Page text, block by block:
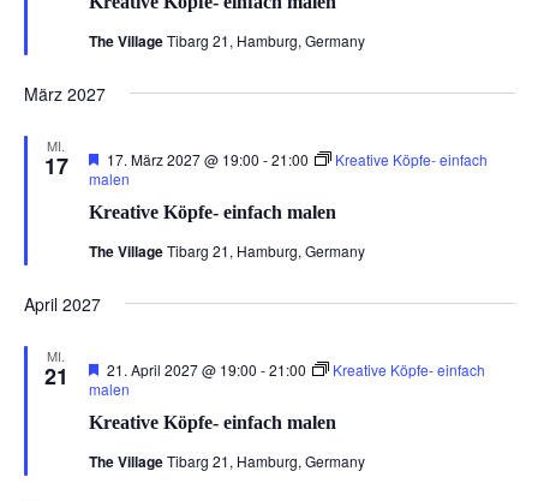
The VillageTibarg 21, Hamburg, Germany
März 2027
MI.
17
Kreative Köpfe- einfach malen
Hervorgehoben
17. März 2027 @ 19:00 -21:00
Kreative Köpfe- einfach
malen
The VillageTibarg 21, Hamburg, Germany
April 2027
MI.
21
Kreative Köpfe- einfach malen
Hervorgehoben
21. April 2027 @ 19:00 -21:00
Kreative Köpfe- einfach
malen
The VillageTibarg 21, Hamburg, Germany